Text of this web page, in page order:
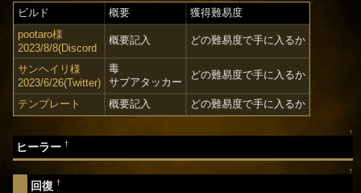
ビルド 概要
獲得難易度
pootaro様
2023/8/8(Discord
概要記入 どの難易度で手に入るか
サンヘイリ様
2023/6/26(Twitter)
毒
サブアタッカー
どの難易度で手に入るか
テンプレート 概要記入 どの難易度で手に入るか
↑
ヒーラー†
↑
回復†